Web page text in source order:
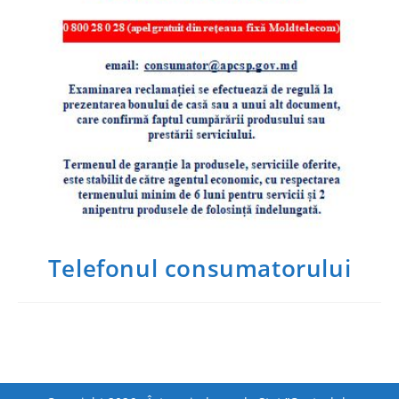
Telefonul consumatorului